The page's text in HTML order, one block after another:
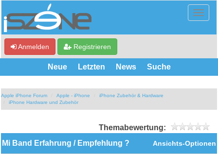
Anmelden Registrieren
Neue Letzten News Suche
Apple iPhone Forum Apple - iPhone
iPhone Zubehör & Hardware
iPhone Hardware und Zubehör
Themabewertung:
Ansichts-Optionen
Mi Band Erfahrung / Empfehlung ?